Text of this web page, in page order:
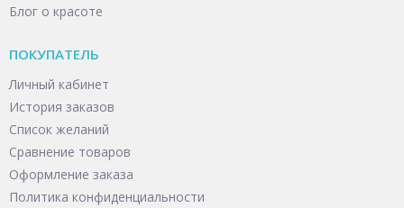
Блог о красоте
ПОКУПАТЕЛЬ
Личный кабинет
История заказов
Список желаний
Сравнение товаров
Оформление заказа
Политика конфиденциальности